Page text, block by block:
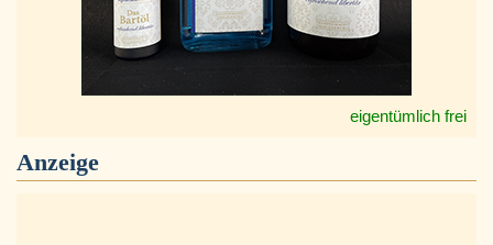
eigentümlich frei
Anzeige